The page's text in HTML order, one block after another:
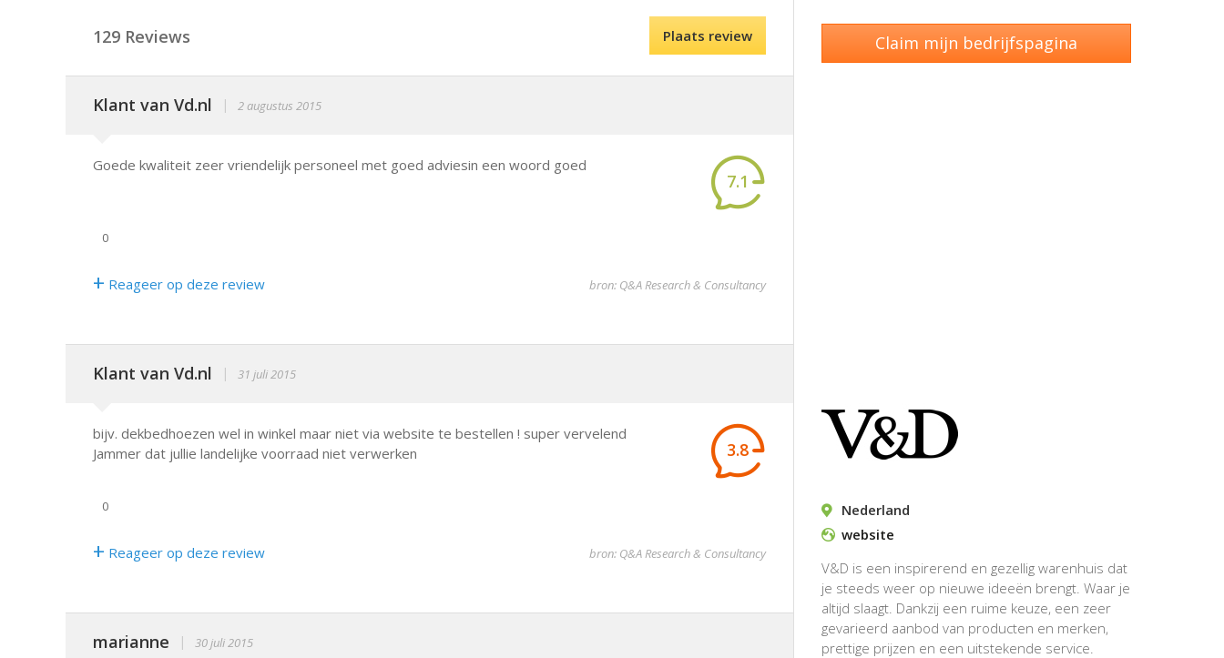
129 Reviews Plaats review
Klant van Vd.nl | 2 augustus 2015
Goede kwaliteit zeer vriendelijk personeel met goed adviesin een woord goed
7.1
0
+ Reageer op deze review bron: Q&A Research & Consultancy
Klant van Vd.nl | 31 juli 2015
bijv. dekbedhoezen wel in winkel maar niet via website te bestellen ! super vervelend
Jammer dat jullie landelijke voorraad niet verwerken
3.8
0
+ Reageer op deze review bron: Q&A Research & Consultancy
marianne | 30 juli 2015
Claim mijn bedrijfspagina
Nederland
website
V&D is een inspirerend en gezellig warenhuis dat
je steeds weer op nieuwe ideeën brengt. Waar je
altijd slaagt. Dankzij een ruime keuze, een zeer
gevarieerd aanbod van producten en merken,
prettige prijzen en een uitstekende service.